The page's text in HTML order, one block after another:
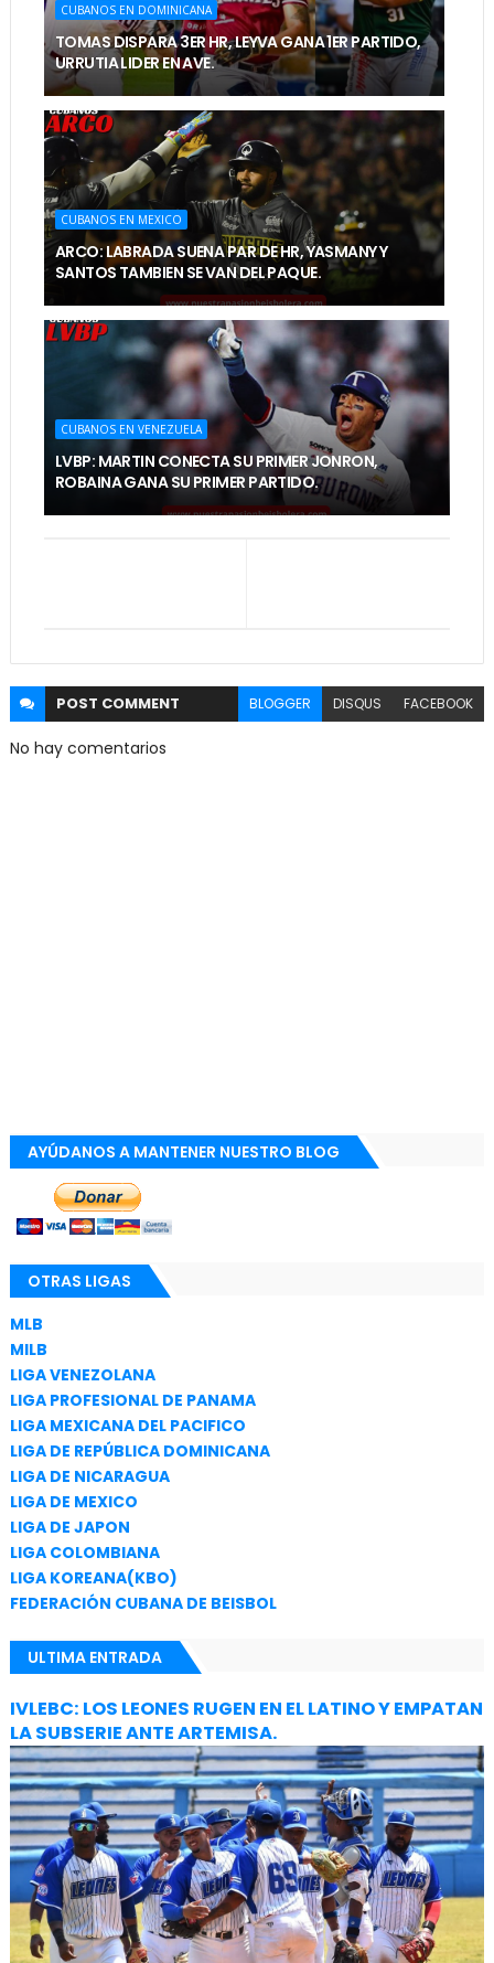
CUBANOS EN DOMINICANA
TOMAS DISPARA 3ER HR, LEYVA GANA 1ER PARTIDO,
URRUTIA LIDER EN AVE.
CUBANOS EN MEXICO
ARCO: LABRADA SUENA PAR DE HR, YASMANY Y
SANTOS TAMBIEN SE VAN DEL PAQUE.
CUBANOS EN VENEZUELA
LVBP: MARTIN CONECTA SU PRIMER JONRON,
ROBAINA GANA SU PRIMER PARTIDO.
POST COMMENT BLOGGER DISQUS FACEBOOK
No hay comentarios
AYÚDANOS A MANTENER NUESTRO BLOG
OTRAS LIGAS
MLB
MILB
LIGA VENEZOLANA
LIGA PROFESIONAL DE PANAMA
LIGA MEXICANA DEL PACIFICO
LIGA DE REPÚBLICA DOMINICANA
LIGA DE NICARAGUA
LIGA DE MEXICO
LIGA DE JAPON
LIGA COLOMBIANA
LIGA KOREANA(KBO)
FEDERACIÓN CUBANA DE BEISBOL
ULTIMA ENTRADA
IVLEBC: LOS LEONES RUGEN EN EL LATINO Y EMPATAN
LA SUBSERIE ANTE ARTEMISA.